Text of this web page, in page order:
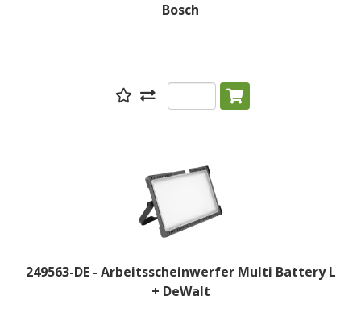
Bosch
249563-DE - Arbeitsscheinwerfer Multi Battery L
+ DeWalt